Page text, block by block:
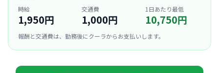
時給
1,950円
交通費
1,000円
1日あたり最低
10,750円
報酬と交通費は、勤務後にクーラからお支払いします。